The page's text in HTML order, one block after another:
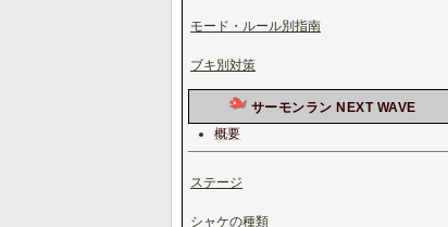
モード・ルール別指南
ブキ別対策
サーモンラン NEXT WAVE
概要
ステージ
シャケの種類